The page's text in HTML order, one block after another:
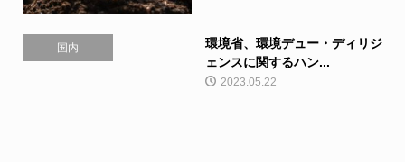
国内
環境省、環境デュー・ディリジ
ェンスに関するハン...
2023.05.22